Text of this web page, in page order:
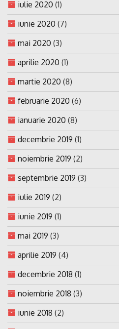
iulie 2020 (1)
iunie 2020 (7)
mai 2020 (3)
aprilie 2020 (1)
martie 2020 (8)
februarie 2020 (6)
ianuarie 2020 (8)
decembrie 2019 (1)
noiembrie 2019 (2)
septembrie 2019 (3)
iulie 2019 (2)
iunie 2019 (1)
mai 2019 (3)
aprilie 2019 (4)
decembrie 2018 (1)
noiembrie 2018 (3)
iunie 2018 (2)